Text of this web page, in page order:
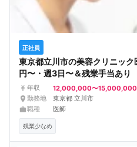
正社員
東京都立川市の美容クリニッ
円〜・週3日〜＆残業手当あり
年収 12,000,000〜
勤務地
東京都 立川市
職種
医師
残業少なめ